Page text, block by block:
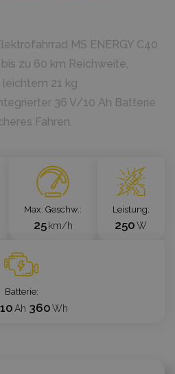
MS ENERGY C40
zu 60 km Reichweite,
leichtem 21 kg
36 V/10 Ah Batterie
Fahren.
Max. Geschw.
25 km/h
Leistung
250W
Batterie
10Ah 360Wh